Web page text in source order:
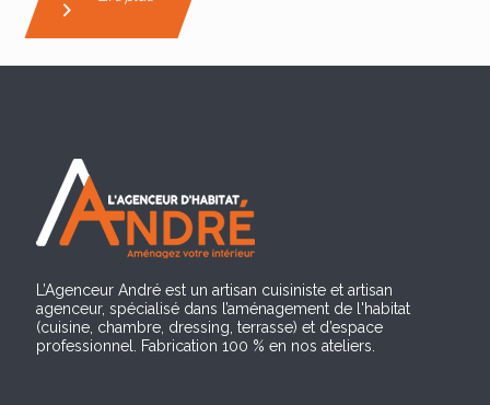
L’Agenceur André est un artisan cuisiniste et artisan
agenceur, spécialisé dans l’aménagement de l'habitat
(cuisine, chambre, dressing, terrasse) et d’espace
professionnel. Fabrication 100 % en nos ateliers.